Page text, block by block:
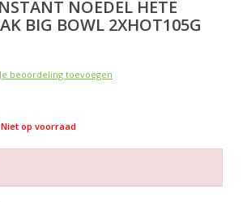
NOEDEL HETE
BIG BOWL 2XHOT105G
Je beoordeling toevoegen
Niet op voorraad